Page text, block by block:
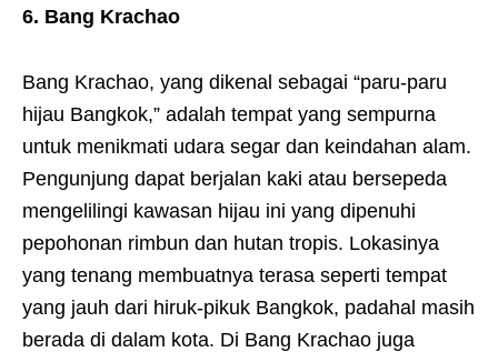
6. Bang Krachao
Bang Krachao, yang dikenal sebagai “paru-paru
hijau Bangkok,” adalah tempat yang sempurna
untuk menikmati udara segar dan keindahan alam.
Pengunjung dapat berjalan kaki atau bersepeda
mengelilingi kawasan hijau ini yang dipenuhi
pepohonan rimbun dan hutan tropis. Lokasinya
yang tenang membuatnya terasa seperti tempat
yang jauh dari hiruk-pikuk Bangkok, padahal masih
berada di dalam kota. Di Bang Krachao juga